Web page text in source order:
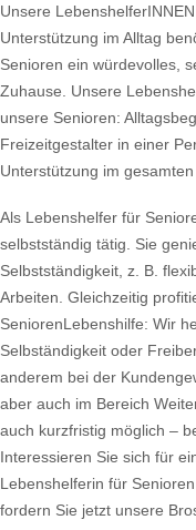
Unsere
Unterstützung im Alltag
Senioren ein würdevolles,
Zuhause. Unsere
unsere Senioren:
Freizeitgestalter in einer
Unterstützung im gesamten
Als Lebenshelfer für
selbstständig tätig. Sie
Selbstständigkeit, z. B.
Arbeiten. Gleichzeitig
SeniorenLebenshilfe: Wir
Selbständigkeit oder
anderem bei der
aber auch im Bereich
auch kurzfristig möglich –
Interessieren Sie sich für
Lebenshelferin für
fordern Sie jetzt unsere